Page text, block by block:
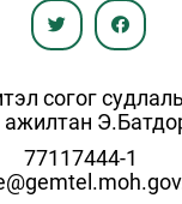
согог